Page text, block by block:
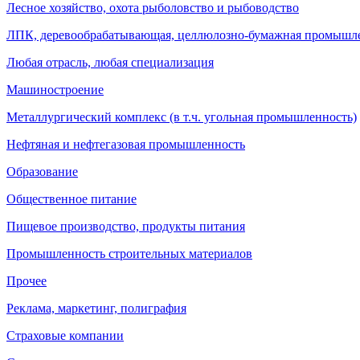
Лесное хозяйство, охота рыболовство и рыбоводство
ЛПК, деревообрабатывающая, целлюлозно-бумажная
Любая отрасль, любая специализация
Машиностроение
Металлургический комплекс (в т.ч. угольная промышленность)
Нефтяная и нефтегазовая промышленность
Образование
Общественное питание
Пищевое производство, продукты питания
Промышленность строительных материалов
Прочее
Реклама, маркетинг, полиграфия
Страховые компании